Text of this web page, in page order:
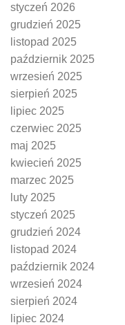
styczeń 2026
grudzień 2025
listopad 2025
październik 2025
wrzesień 2025
sierpień 2025
lipiec 2025
czerwiec 2025
maj 2025
kwiecień 2025
marzec 2025
luty 2025
styczeń 2025
grudzień 2024
listopad 2024
październik 2024
wrzesień 2024
sierpień 2024
lipiec 2024